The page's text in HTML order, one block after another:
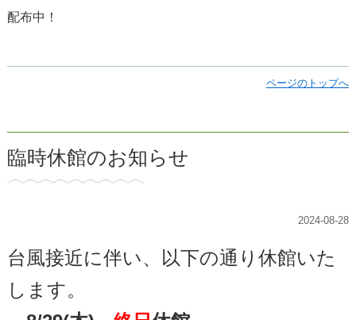
配布中！
ページのトップへ
臨時休館のお知らせ
2024-08-28
台風接近に伴い、以下の通り休館いた
します。